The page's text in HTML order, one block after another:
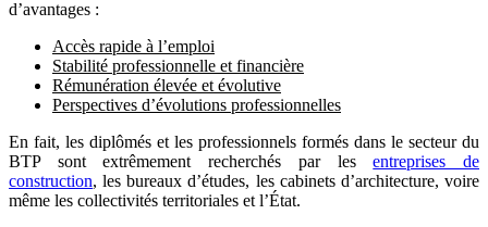
d’avantages :
Accès rapide à l’emploi
Stabilité professionnelle et financière
Rémunération élevée et évolutive
Perspectives d’évolutions professionnelles
En fait, les diplômés et les professionnels formés dans le secteur du
BTP sont extrêmement recherchés par lesentreprises de
construction, les bureaux d’études, les cabinets d’architecture, voire
même les collectivités territoriales et l’État.